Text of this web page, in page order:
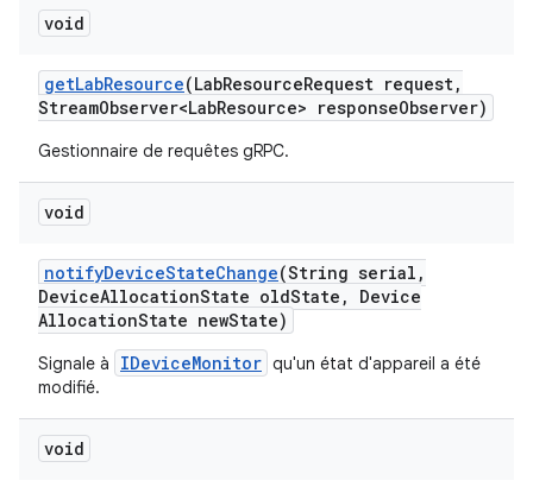
void
getLabResource(LabResourceRequest request,
StreamObserver<LabResource> responseObserver)
Gestionnaire de requêtes gRPC.
void
notifyDeviceStateChange(String serial ,
DeviceAllocationState oldState ,
Device
AllocationState newState)
Signale à IDeviceMonitor qu'un état d'appareil a été
modifié.
void